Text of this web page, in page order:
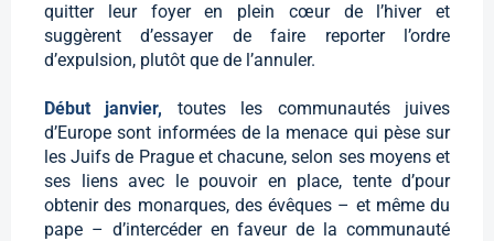
quitter leur foyer en plein cœur de l’hiver et
suggèrent d’essayer de faire reporter l’ordre
d’expulsion, plutôt que de l’annuler.
Début janvier, toutes les communautés juives
d’Europe sont informées de la menace qui pèse sur
les Juifs de Prague et chacune, selon ses moyens et
ses liens avec le pouvoir en place, tente d’pour
obtenir des monarques, des évêques – et même du
pape – d’intercéder en faveur de la communauté